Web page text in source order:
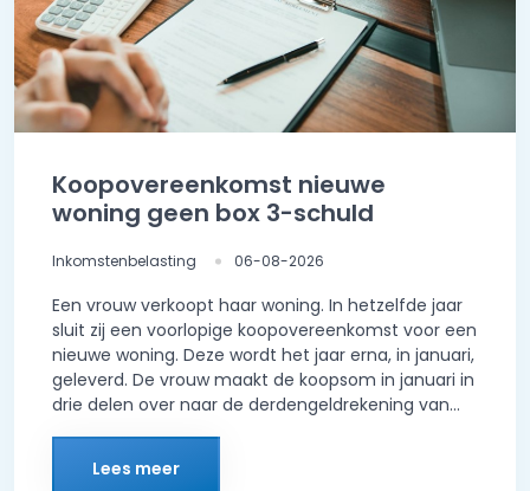
Koopovereenkomst nieuwe
woning geen box 3-schuld
Inkomstenbelasting 06-08-2026
Een vrouw verkoopt haar woning. In hetzelfde jaar
sluit zij een voorlopige koopovereenkomst voor een
nieuwe woning. Deze wordt het jaar erna, in januari,
geleverd. De vrouw maakt de koopsom in januari in
drie delen over naar de derdengeldrekening van...
Lees meer